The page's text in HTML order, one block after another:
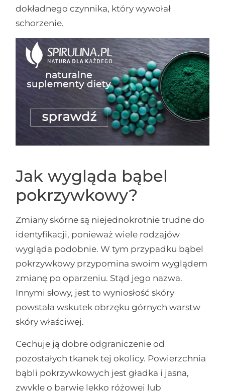
dokładnego czynnika, który wywołał
schorzenie.
Jak wygląda bąbel
pokrzywkowy?
Zmiany skórne są niejednokrotnie trudne do
identyfikacji, ponieważ wiele rodzajów
wygląda podobnie. W tym przypadku bąbel
pokrzywkowy przypomina swoim wyglądem
zmianę po oparzeniu. Stąd jego nazwa.
Innymi słowy, jest to wyniosłość skóry
powstała wskutek obrzęku górnych warstw
skóry właściwej.
Cechuje ją dobre odgraniczenie od
pozostałych tkanek tej okolicy. Powierzchnia
bąbli pokrzywkowych jest gładka i jasna,
zwykle o barwie lekko różowej lub